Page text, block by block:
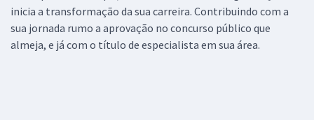
inicia a transformação da sua carreira. Contribuindo com a
sua jornada rumo a aprovação no concurso público que
almeja, e já com o título de especialista em sua área.